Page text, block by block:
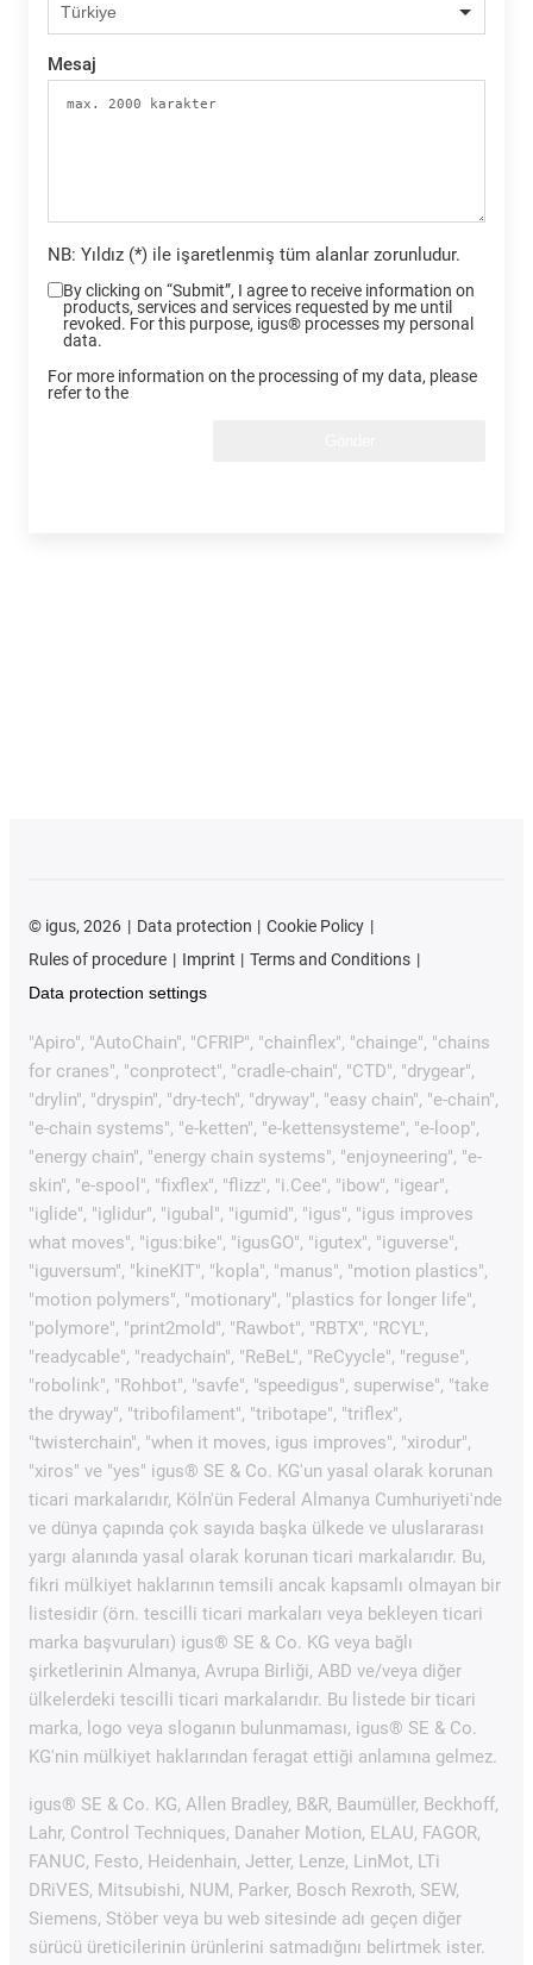
Mesaj
NB: Yıldız (*) ile işaretlenmiş tüm alanlar zorunludur.
By clicking on “Submit”, I agree to receive information on
products, services and services requested by me until
revoked. For this purpose, igus® processes my personal
data.
For more information on the processing of my data, please
refer to the
© igus, 2026 Data protection
Cookie Policy
Rules of procedure
Imprint
Terms and Conditions
Data protection settings
"Apiro", "AutoChain", "CFRIP", "chainflex", "chainge", "chains
for cranes", "conprotect", "cradle-chain", "CTD", "drygear",
"drylin", "dryspin", "dry-tech", "dryway", "easy chain", "e-chain",
"e-chain systems", "e-ketten", "e-kettensysteme", "e-loop",
"energy chain", "energy chain systems", "enjoyneering", "e-
skin", "e-spool", "fixflex", "flizz", "i.Cee", "ibow", "igear",
"iglide", "iglidur", "igubal", "igumid", "igus", "igus improves
what moves", "igus:bike", "igusGO", "igutex", "iguverse",
"iguversum", "kineKIT", "kopla", "manus", "motion plastics",
"motion polymers", "motionary", "plastics for longer life",
"polymore", "print2mold", "Rawbot", "RBTX", "RCYL",
"readycable", "readychain", "ReBeL", "ReCyycle", "reguse",
"robolink", "Rohbot", "savfe", "speedigus", superwise", "take
the dryway", "tribofilament", "tribotape", "triflex",
"twisterchain", "when it moves, igus improves", "xirodur",
"xiros" ve "yes" igus® SE & Co. KG'un yasal olarak korunan
ticari markalarıdır, Köln'ün Federal Almanya Cumhuriyeti'nde
ve dünya çapında çok sayıda başka ülkede ve uluslararası
yargı alanında yasal olarak korunan ticari markalarıdır. Bu,
fikri mülkiyet haklarının temsili ancak kapsamlı olmayan bir
listesidir (örn. tescilli ticari markaları veya bekleyen ticari
marka başvuruları) igus® SE & Co. KG veya bağlı
şirketlerinin Almanya, Avrupa Birliği, ABD ve/veya diğer
ülkelerdeki tescilli ticari markalarıdır. Bu listede bir ticari
marka, logo veya sloganın bulunmaması, igus® SE & Co.
KG'nin mülkiyet haklarından feragat ettiği anlamına gelmez.
igus® SE & Co. KG, Allen Bradley, B&R, Baumüller, Beckhoff,
Lahr, Control Techniques, Danaher Motion, ELAU, FAGOR,
FANUC, Festo, Heidenhain, Jetter, Lenze, LinMot, LTi
DRiVES, Mitsubishi, NUM, Parker, Bosch Rexroth, SEW,
Siemens, Stöber veya bu web sitesinde adı geçen diğer
sürücü üreticilerinin ürünlerini satmadığını belirtmek ister.